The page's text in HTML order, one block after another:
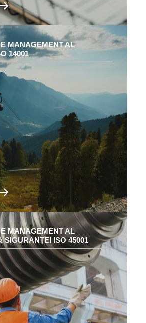
MANAGEMENT AL
14001
MANAGEMENT AL
SIGURANȚEI ISO 45001